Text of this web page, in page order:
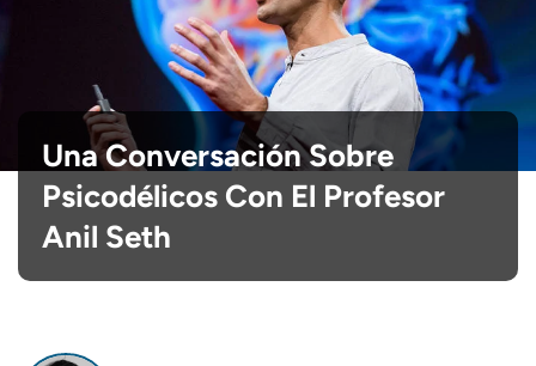
Una Conversación Sobre
Psicodélicos Con El Profesor
Anil Seth